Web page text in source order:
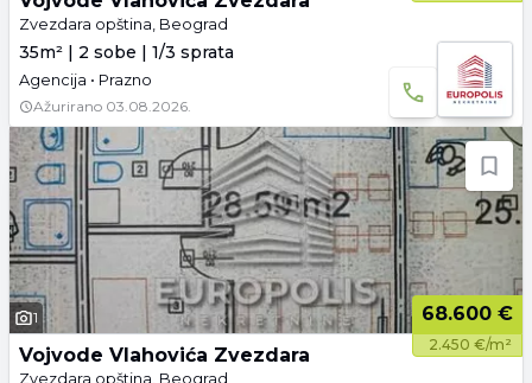
Zvezdara opština, Beograd
35m² | 2 sobe | 1/3 sprata
Agencija • Prazno
Ažurirano 03.08.2026.
1 68.600 €
2.450 €/m²
Vojvode Vlahovića Zvezdara
Zvezdara opština, Beograd